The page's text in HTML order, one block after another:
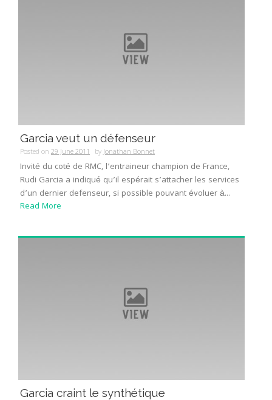
Garcia veut un défenseur
Posted on 29 June 2011 byJonathan Bonnet
Invité du coté de RMC, l’entraineur champion de France,
Rudi Garcia a indiqué qu’il espérait s’attacher les services
d’un dernier defenseur, si possible pouvant évoluer à...
Read More
Garcia craint le synthétique